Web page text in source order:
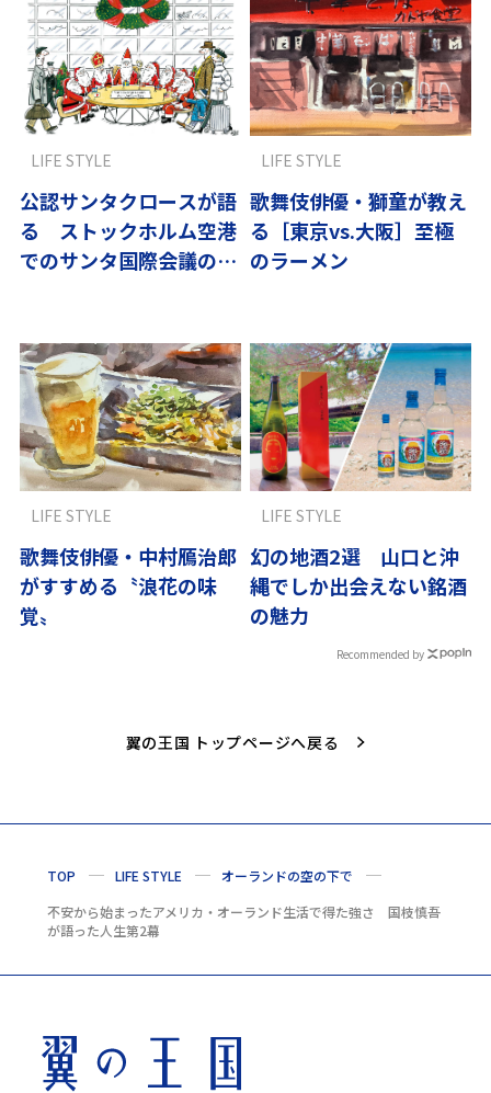
公認サンタクロースが語
る ストックホルム空港
でのサンタ国際会議の舞
LIFE STYLE
歌舞伎俳優・獅童が教え
る［東京vs.大阪］至極
のラーメン
LIFE STYLE
歌舞伎俳優・中村鴈治郎
がすすめる〝浪花の味
覚〟
LIFE STYLE
幻の地酒2選 山口と沖
縄でしか出会えない銘酒
の魅力
LIFE STYLE
Recommended by
翼の王国 トップページへ戻る
TOP LIFE STYLE
オーランドの空の下で
不安から始まったアメリカ・オーランド生活で得た強さ 国枝慎吾
が語った人生第2幕